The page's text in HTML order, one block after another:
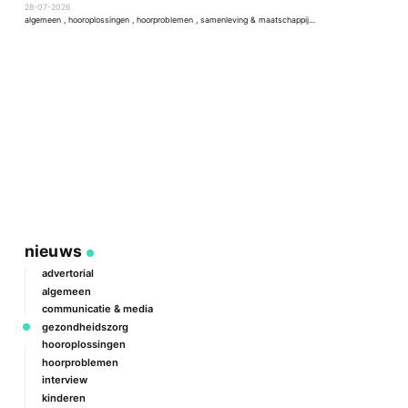
28-07-2026
algemeen
hooroplossingen hoorproblemen samenleving & maatschappij
nieuws
advertorial
algemeen
communicatie & media
gezondheidszorg
hooroplossingen
hoorproblemen
interview
kinderen